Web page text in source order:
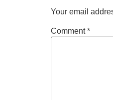
Your email
Comment*